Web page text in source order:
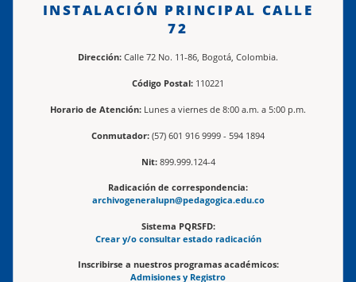
INSTALACIÓN PRINCIPAL CALLE
72
Dirección: Calle 72 No. 11-86, Bogotá, Colombia.
Código Postal: 110221
Horario de Atención: Lunes a viernes de 8:00 a.m. a 5:00 p.m.
Conmutador: (57) 601 916 9999 - 594 1894
Nit:899.999.124-4
Radicación de correspondencia:
archivogeneralupn@pedagogica.edu.co
Sistema PQRSFD:
Crear y/o consultar estado radicación
Inscribirse a nuestros programas académicos:
Admisiones y Registro